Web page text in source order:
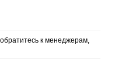
к менеджерам,